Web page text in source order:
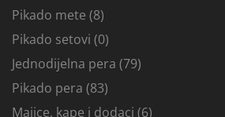
Pikado mete (8)
Pikado setovi (0)
Jednodijelna pera (79)
Pikado pera (83)
Majice, kape i dodaci (6)